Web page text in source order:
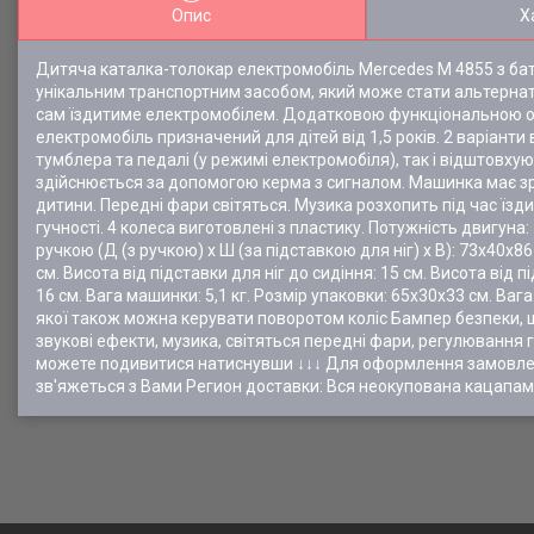
Опис
Дитяча каталка-толокар електромобіль Mercedes М 4855 з
унікальним транспортним засобом, який може стати
сам їздитиме електромобілем. Додатковою функціональною
електромобіль призначений для дітей від 1,5 років. 2
тумблера та педалі (у режимі електромобіля), так і
здійснюється за допомогою керма з сигналом. Машинка має
дитини. Передні фари світяться. Музика розхопить під час
гучності. 4 колеса виготовлені з пластику. Потужність
ручкою (Д (з ручкою) х Ш (за підставкою для ніг) х В):
см. Висота від підставки для ніг до сидіння: 15 см. Висота
16 см. Вага машинки: 5,1 кг. Розмір упаковки: 65х30х33 см.
якої також можна керувати поворотом коліс Бампер безпеки,
звукові ефекти, музика, світяться передні фари,
можете подивитися натиснувши ↓↓↓ Для оформлення
зв'яжеться з Вами Регион доставки: Вся неокупована